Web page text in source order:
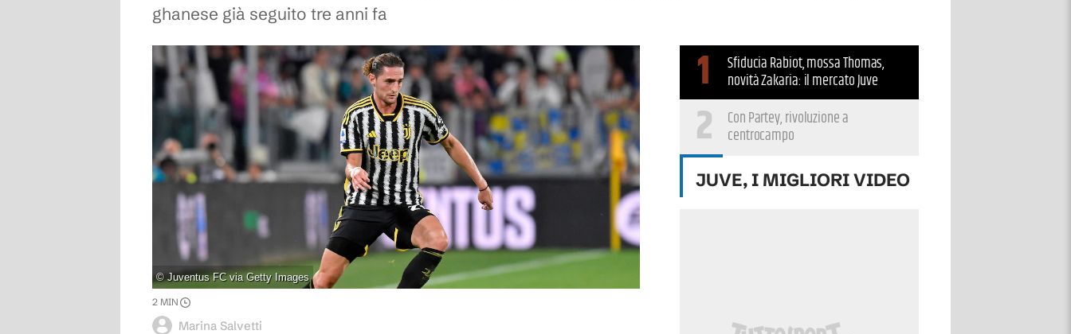
ghanese già seguito tre anni fa
©Juventus FC via Getty Images
Marina Salvetti
2 MIN
1 Sfiducia Rabiot, mossa Thomas,
novità Zakaria: il mercato Juve
2 Con Partey, rivoluzione a
centrocampo
JUVE, I MIGLIORI VIDEO